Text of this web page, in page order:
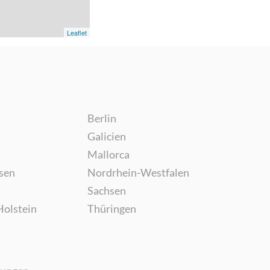
Leaflet
Berlin
Galicien
Mallorca
Nordrhein-Westfalen
Sachsen
Thüringen